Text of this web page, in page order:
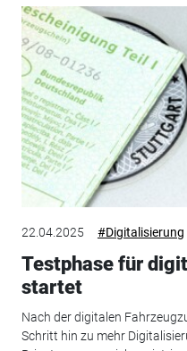
22.04.2025 #Digitalisierung
Testphase für
startet
Nach der digitalen
Schritt hin zu mehr